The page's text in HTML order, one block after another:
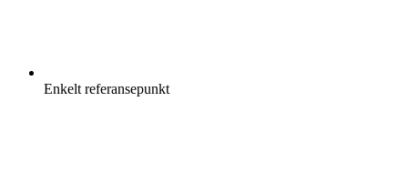
Enkelt referansepunkt